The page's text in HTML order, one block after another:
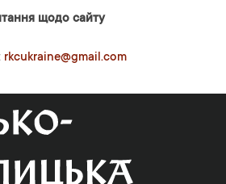
щодо сайту
rkcukraine@gmail.com